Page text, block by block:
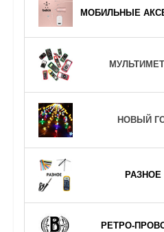
МОБИЛЬНЫЕ
НОВЫЙ
РАЗНОЕ
РЕТРО-